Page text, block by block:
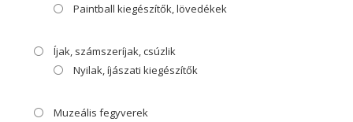
Paintball kiegészítők, lövedékek
Íjak, számszeríjak, csúzlik
Nyilak, íjászati kiegészítők
Muzeális fegyverek